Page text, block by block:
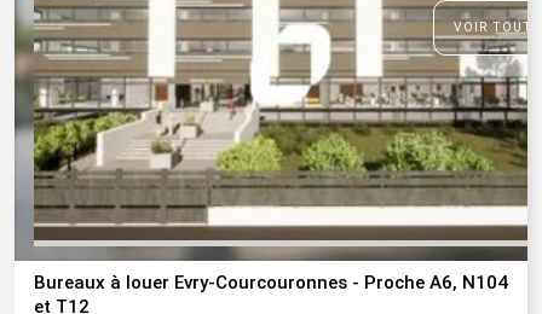
VOIR
Bureaux à louer Evry-Courcouronnes - Proche A6, N104
et T12